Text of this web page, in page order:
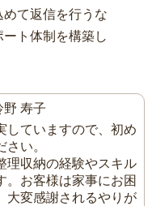
て返信を行うな
ト体制を構築し
野 寿子
していますので、初め
い。
理収納の経験やスキル
。お客様は家事にお困
大変感謝されるやりが